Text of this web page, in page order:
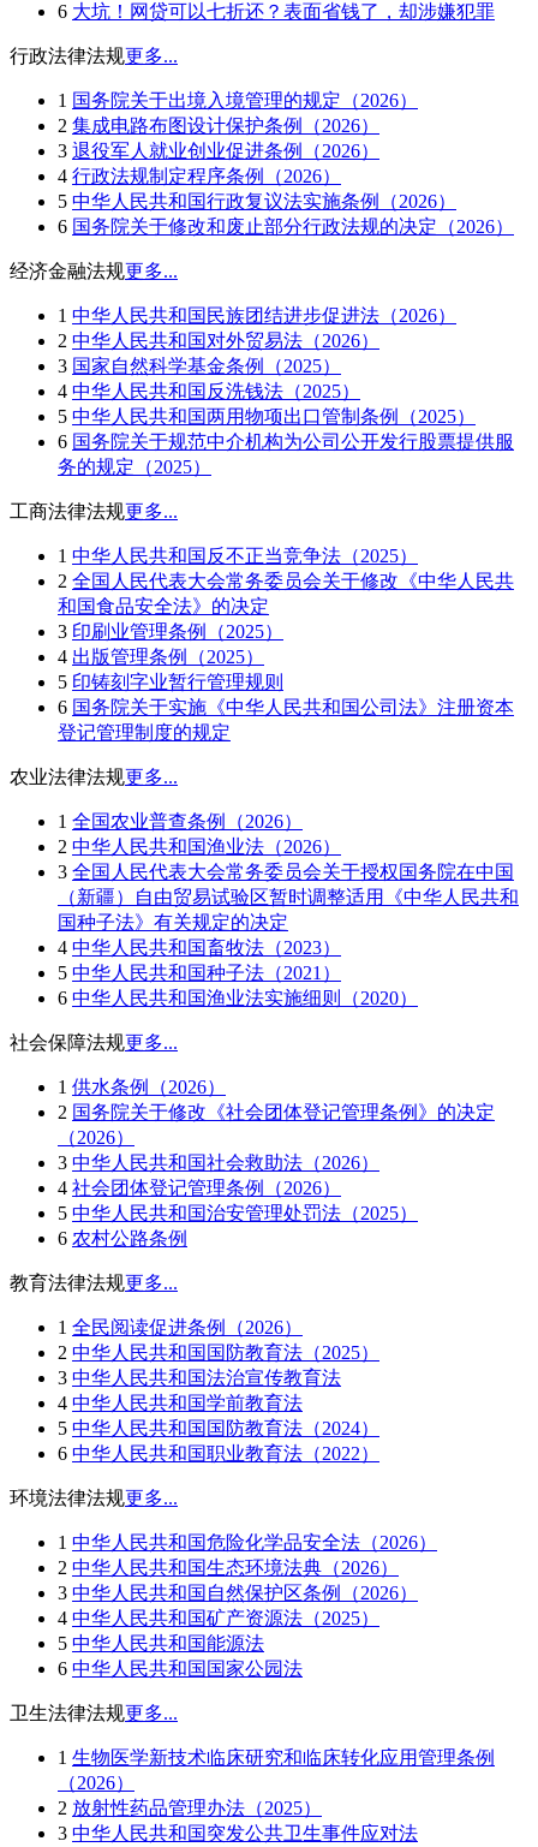
6 大坑！网贷可以七折还？表面省钱了，却涉嫌犯罪
行政法律法规更多...
1 国务院关于出境入境管理的规定（2026）
2 集成电路布图设计保护条例（2026）
3 退役军人就业创业促进条例（2026）
4 行政法规制定程序条例（2026）
5 中华人民共和国行政复议法实施条例（2026）
6 国务院关于修改和废止部分行政法规的决定（2026）
经济金融法规更多...
1 中华人民共和国民族团结进步促进法（2026）
2 中华人民共和国对外贸易法（2026）
3 国家自然科学基金条例（2025）
4 中华人民共和国反洗钱法（2025）
5 中华人民共和国两用物项出口管制条例（2025）
6 国务院关于规范中介机构为公司公开发行股票提供服
务的规定（2025）
工商法律法规更多...
1 中华人民共和国反不正当竞争法（2025）
2 全国人民代表大会常务委员会关于修改《中华人民共
和国食品安全法》的决定
3 印刷业管理条例（2025）
4 出版管理条例（2025）
5 印铸刻字业暂行管理规则
6 国务院关于实施《中华人民共和国公司法》注册资本
登记管理制度的规定
农业法律法规更多...
1 全国农业普查条例（2026）
2 中华人民共和国渔业法（2026）
3 全国人民代表大会常务委员会关于授权国务院在中国
（新疆）自由贸易试验区暂时调整适用《中华人民共和
国种子法》有关规定的决定
4 中华人民共和国畜牧法（2023）
5 中华人民共和国种子法（2021）
6 中华人民共和国渔业法实施细则（2020）
社会保障法规更多...
1 供水条例（2026）
2 国务院关于修改《社会团体登记管理条例》的决定
（2026）
3 中华人民共和国社会救助法（2026）
4 社会团体登记管理条例（2026）
5 中华人民共和国治安管理处罚法（2025）
6 农村公路条例
教育法律法规更多...
1 全民阅读促进条例（2026）
2 中华人民共和国国防教育法（2025）
3 中华人民共和国法治宣传教育法
4 中华人民共和国学前教育法
5 中华人民共和国国防教育法（2024）
6 中华人民共和国职业教育法（2022）
环境法律法规更多...
1 中华人民共和国危险化学品安全法（2026）
2 中华人民共和国生态环境法典（2026）
3 中华人民共和国自然保护区条例（2026）
4 中华人民共和国矿产资源法（2025）
5 中华人民共和国能源法
6 中华人民共和国国家公园法
卫生法律法规更多...
1 生物医学新技术临床研究和临床转化应用管理条例
（2026）
2 放射性药品管理办法（2025）
3 中华人民共和国突发公共卫生事件应对法